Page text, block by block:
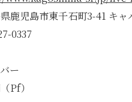
鹿児島市東千石町3-41 キャ
0337
ー
Pf）